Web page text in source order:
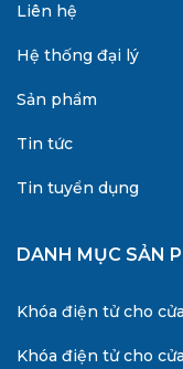
Liên hệ
Hệ thống đại lý
Sản phẩm
Tin tức
Tin tuyển dụng
DANH MỤC SẢN
Khóa điện tử cho
Khóa điện tử cho